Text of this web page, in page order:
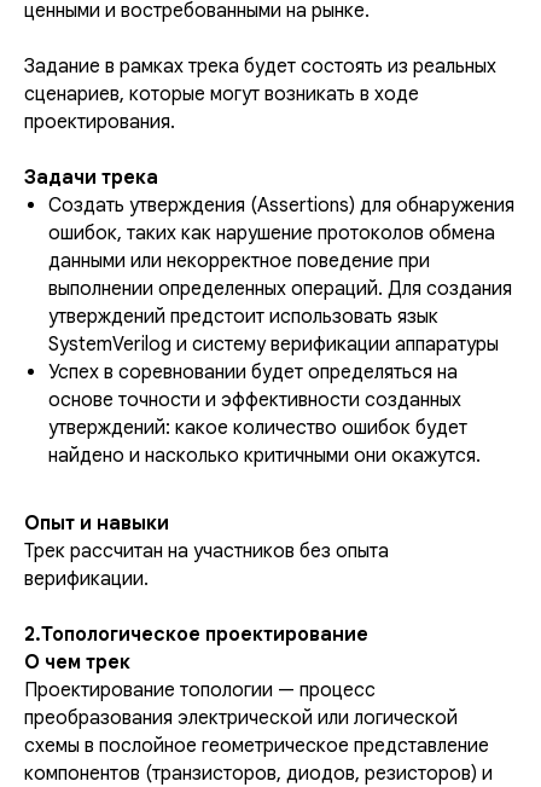
ценными и востребованными на рынке.
Задание в рамках трека будет состоять из реальных
сценариев, которые могут возникать в ходе
проектирования.
Задачи трека
Создать утверждения (Assertions) для обнаружения
ошибок, таких как нарушение протоколов обмена
данными или некорректное поведение при
выполнении определенных операций. Для создания
утверждений предстоит использовать язык
SystemVerilog и систему верификации аппаратуры
Успех в соревновании будет определяться на
основе точности и эффективности созданных
утверждений: какое количество ошибок будет
найдено и насколько критичными они окажутся.
Опыт и навыки
Трек рассчитан на участников без опыта
верификации.
2.Топологическое проектирование
О чем трек
Проектирование топологии — процесс
преобразования электрической или логической
схемы в послойное геометрическое представление
компонентов (транзисторов, диодов, резисторов) и